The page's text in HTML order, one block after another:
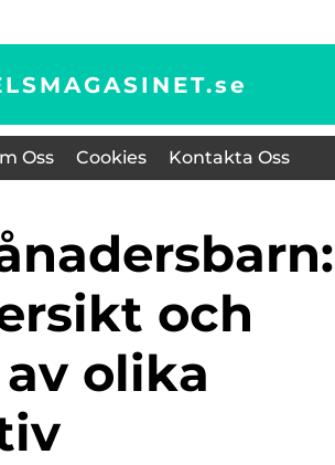
se
Oss Cookies Kontakta Oss
och
olika